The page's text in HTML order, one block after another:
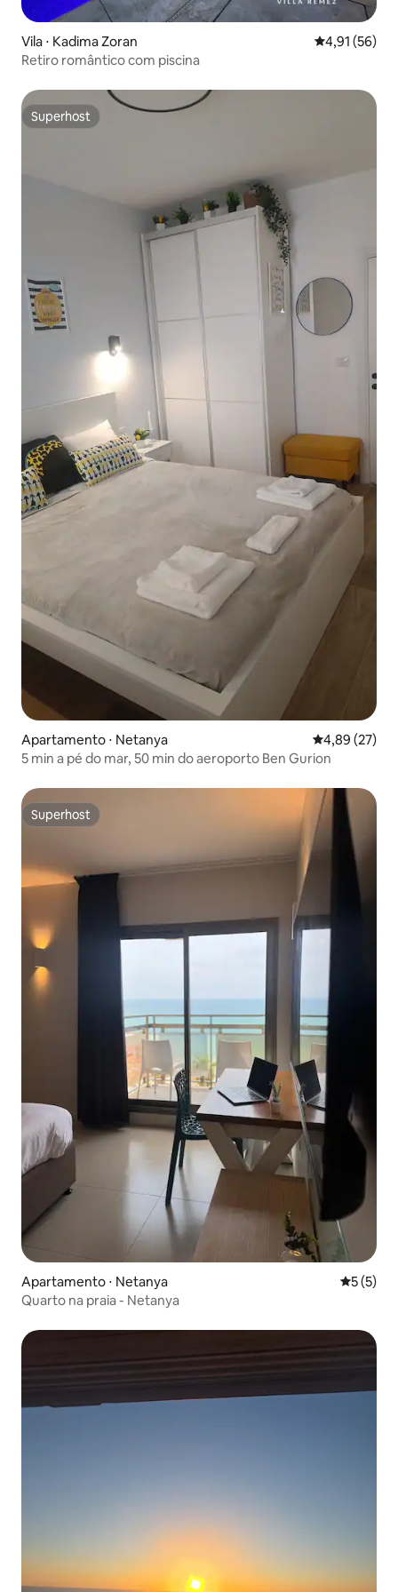
Vila ⋅ Kadima Zoran 4,91 de uma
4,91 (56)
Retiro romântico com piscina
Superhost
Superhost
Apartamento ⋅ Netanya 4,89 de uma
4,89 (27)
5 min a pé do mar, 50 min do aeroporto Ben Gurion
Superhost
Superhost
Apartamento ⋅ Netanya 5 de
5 (5)
Quarto na praia - Netanya